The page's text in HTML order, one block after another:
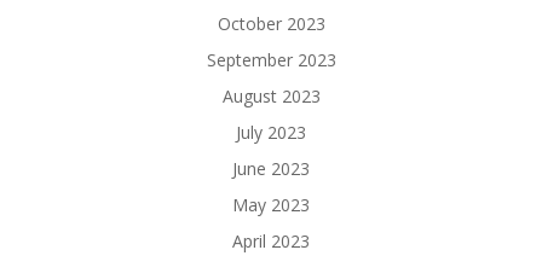
October 2023
September 2023
August 2023
July 2023
June 2023
May 2023
April 2023